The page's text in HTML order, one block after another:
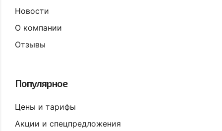
Новости
О компании
Отзывы
Популярное
Цены и тарифы
Акции и спецпредложения